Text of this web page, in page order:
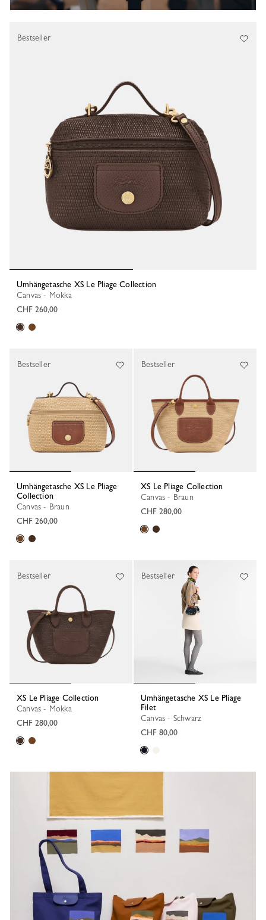
Umhängetasche XS Le Pliage Collection
Canvas - Mokka
CHF 260,00
Bestseller
Umhängetasche XS Le Pliage
Collection
Canvas - Braun
CHF 260,00
Bestseller
XS Le Pliage Collection
Canvas - Braun
CHF 280,00
Bestseller
XS Le Pliage Collection
Canvas - Mokka
CHF 280,00
Bestseller
Umhängetasche XS Le Pliage
Filet
Canvas - Schwarz
CHF 80,00
Bestseller